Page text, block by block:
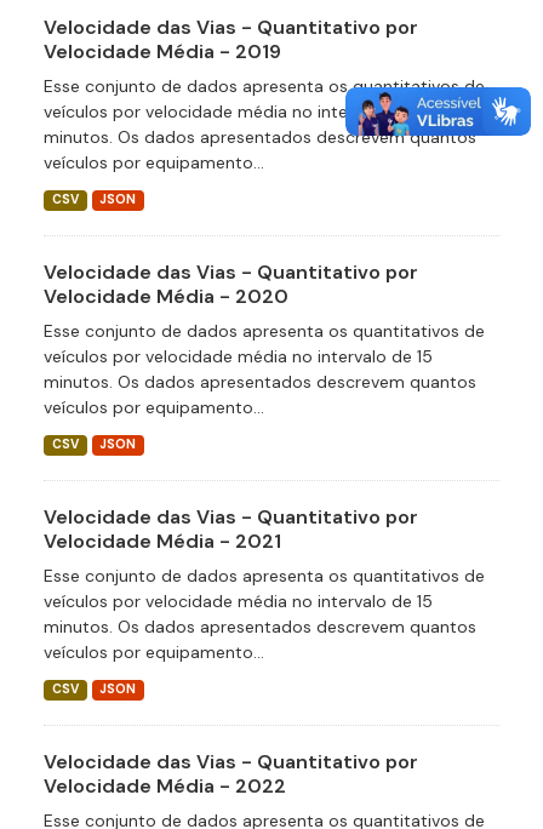
Velocidade das Vias - Quantitativo por
Velocidade Média - 2019
Esse conjunto de dados apresenta os quantitativos de
veículos por velocidade média no intervalo de 15
minutos. Os dados apresentados descrevem quantos
veículos por equipamento...
CSV JSON
Velocidade das Vias - Quantitativo por
Velocidade Média - 2020
Esse conjunto de dados apresenta os quantitativos de
veículos por velocidade média no intervalo de 15
minutos. Os dados apresentados descrevem quantos
veículos por equipamento...
CSV JSON
Velocidade das Vias - Quantitativo por
Velocidade Média - 2021
Esse conjunto de dados apresenta os quantitativos de
veículos por velocidade média no intervalo de 15
minutos. Os dados apresentados descrevem quantos
veículos por equipamento...
CSV JSON
Velocidade das Vias - Quantitativo por
Velocidade Média - 2022
Esse conjunto de dados apresenta os quantitativos de